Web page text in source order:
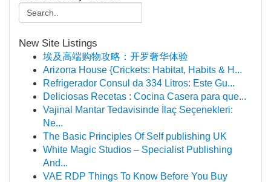
New Site Listings
埃及高端购物攻略：开罗奢华体验
Arizona House {Crickets: Habitat, Habits & H...
Refrigerador Consul da 334 Litros: Este Gu...
Deliciosas Recetas : Cocina Casera para que...
Vajinal Mantar Tedavisinde İlaç Seçenekleri:
Ne...
The Basic Principles Of Self publishing UK
White Magic Studios – Specialist Publishing
And...
VAE RDP Things To Know Before You Buy